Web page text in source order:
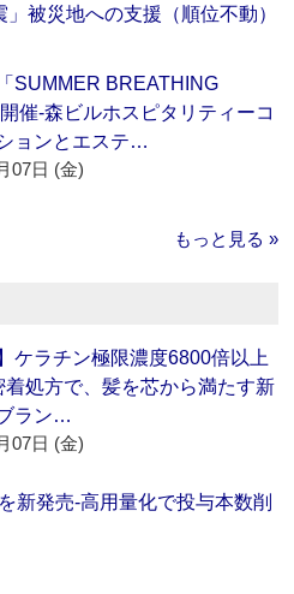
被災地への支援（順位不動）
SUMMER BREATHING
催‐森ビルホスピタリティーコ
ョンとエステ…
07日 (金)
もっと見る »
ケラチン極限濃度6800倍以上
着処方で、髪を芯から満たす新
ラン…
07日 (金)
新発売‐高用量化で投与本数削